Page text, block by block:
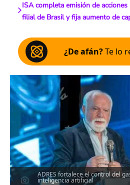
ISA completa emisión de
filial de Brasil y fija aumento de
¿De afán?Te lo
ADRES fortalece el control del
inteligencia artificial